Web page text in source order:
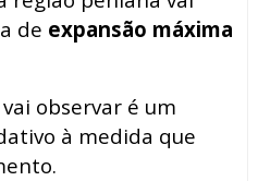
de expansão máxima
observar é um
à medida que